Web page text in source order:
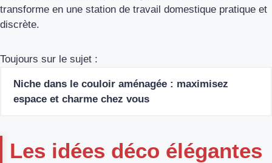
transforme en une station de travail domestique pratique et
discrète.
Toujours sur le sujet :
Niche dans le couloir aménagée : maximisez
espace et charme chez vous
Les idées déco élégantes